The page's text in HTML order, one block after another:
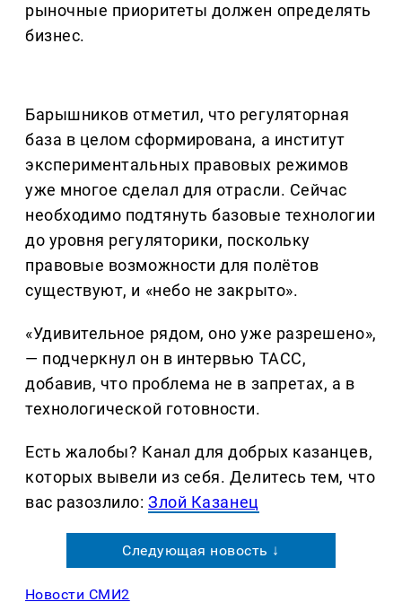
рыночные приоритеты должен определять
бизнес.
Барышников отметил, что регуляторная
база в целом сформирована, а институт
экспериментальных правовых режимов
уже многое сделал для отрасли. Сейчас
необходимо подтянуть базовые технологии
до уровня регуляторики, поскольку
правовые возможности для полётов
существуют, и «небо не закрыто».
«Удивительное рядом, оно уже разрешено»,
— подчеркнул он в интервью ТАСС,
добавив, что проблема не в запретах, а в
технологической готовности.
Есть жалобы? Канал для добрых казанцев,
которых вывели из себя. Делитеcь тем, что
вас разозлило:Злой Казанец
Следующая новость ↓
Новости СМИ2